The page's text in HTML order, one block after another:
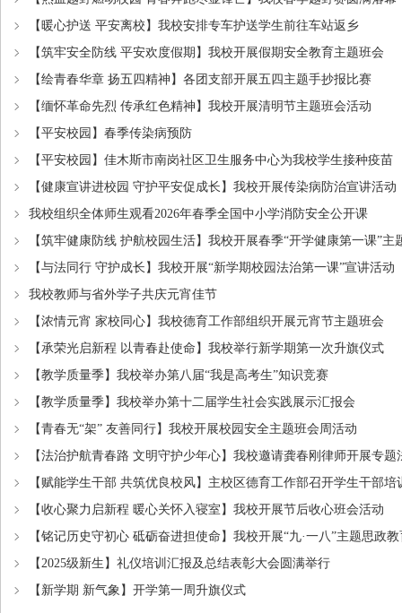
【暖心护送 平安离校】我校安排专车护送学生前往车站返乡
【筑牢安全防线 平安欢度假期】我校开展假期安全教育主题班会
【绘青春华章 扬五四精神】各团支部开展五四主题手抄报比赛
【缅怀革命先烈 传承红色精神】我校开展清明节主题班会活动
【平安校园】春季传染病预防
【平安校园】佳木斯市南岗社区卫生服务中心为我校学生接种疫苗
【健康宣讲进校园 守护平安促成长】我校开展传染病防治宣讲活动
我校组织全体师生观看2026年春季全国中小学消防安全公开课
【筑牢健康防线 护航校园生活】我校开展春季“开学健康第一课”主
【与法同行 守护成长】我校开展“新学期校园法治第一课”宣讲活动
我校教师与省外学子共庆元宵佳节
【浓情元宵 家校同心】我校德育工作部组织开展元宵节主题班会
【承荣光启新程 以青春赴使命】我校举行新学期第一次升旗仪式
【教学质量季】我校举办第八届“我是高考生”知识竞赛
【教学质量季】我校举办第十二届学生社会实践展示汇报会
【青春无“架” 友善同行】我校开展校园安全主题班会周活动
【法治护航青春路 文明守护少年心】我校邀请龚春刚律师开展专题
【赋能学生干部 共筑优良校风】主校区德育工作部召开学生干部培
【收心聚力启新程 暖心关怀入寝室】我校开展节后收心班会活动
【铭记历史守初心 砥砺奋进担使命】我校开展“九·一八”主题思政
【2025级新生】礼仪培训汇报及总结表彰大会圆满举行
【新学期 新气象】开学第一周升旗仪式